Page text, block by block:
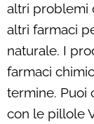
altri problemi
altri farmaci
naturale. I
farmaci
termine. Puoi
con le pillole